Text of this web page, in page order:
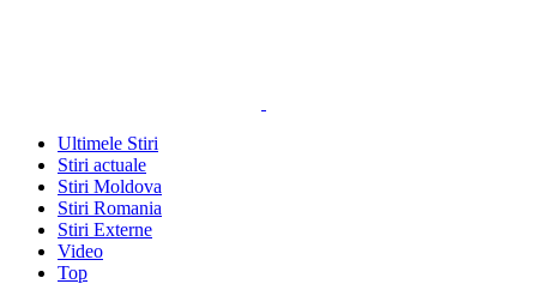
Ultimele Stiri
Stiri actuale
Stiri Moldova
Stiri Romania
Stiri Externe
Video
Top